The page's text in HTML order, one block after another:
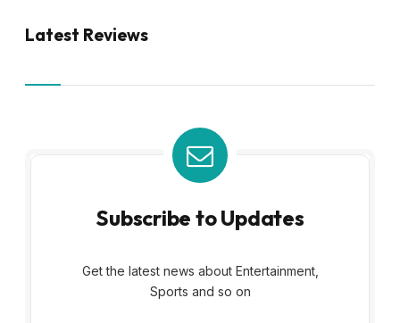
Latest Reviews
Subscribe to Updates
Get the latest news about Entertainment,
Sports and so on